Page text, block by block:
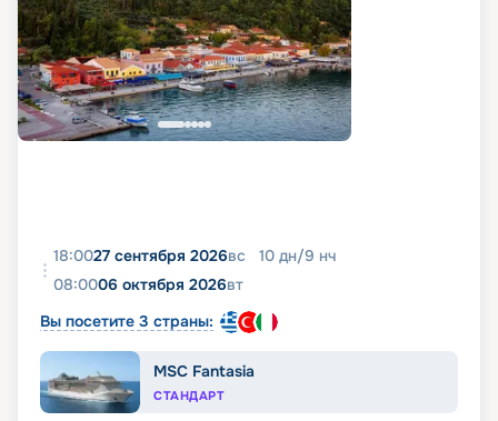
18:0027 сентября 2026вс 10 дн/9 нч
08:0006 октября 2026вт
Вы посетите 3 страны:
MSC Fantasia
СТАНДАРТ